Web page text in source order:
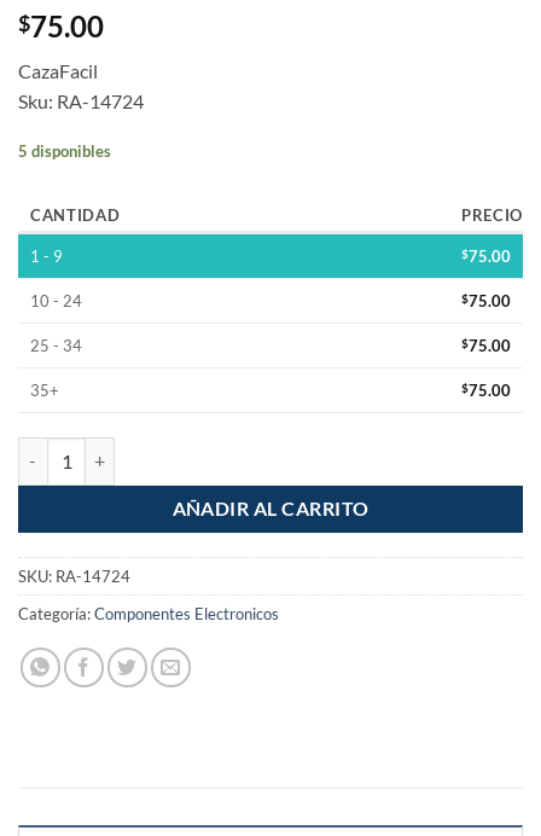
$75.00
CazaFacil
Sku: RA-14724
5 disponibles
CANTIDAD PRECIO
1 - 9 $75.00
10 - 24 $75.00
25 - 34 $75.00
35+ $75.00
AÑADIR AL CARRITO
SKU: RA-14724
Categoría:Componentes Electronicos